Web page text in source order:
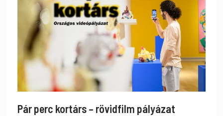
Pár perc kortárs – rövidfilm pályázat